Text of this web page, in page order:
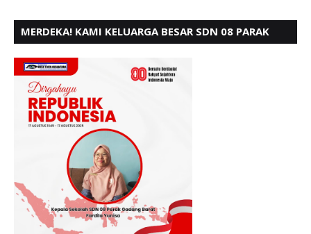
MERDEKA! KAMI KELUARGA BESAR SDN 08 PARAK
- 80,